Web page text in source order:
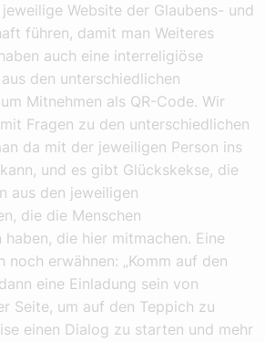
Website der Glaubens- und
führen, damit man Weiteres
auch eine interreligiöse
den unterschiedlichen
Mitnehmen als QR-Code. Wir
Fragen zu den unterschiedlichen
da mit der jeweiligen Person ins
und es gibt Glückskekse, die
aus den jeweiligen
die die Menschen
die hier mitmachen. Eine
erwähnen: „Komm auf den
eine Einladung sein von
Seite, um auf den Teppich zu
einen Dialog zu starten und mehr